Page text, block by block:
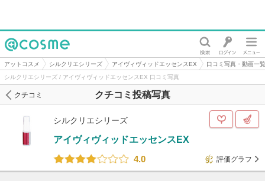
@cosme
アットコスメ シルクリエシリーズ アイヴィヴィッドエッセンスEX
口コミ写真・動画一覧
シルクリエシリーズ / アイヴィヴィッドエッセンスEX 口コミ写真
クチコミ投稿写真
クチコミ
シルクリエシリーズ
アイヴィヴィッドエッセンスEX
4.0
評価グラフ